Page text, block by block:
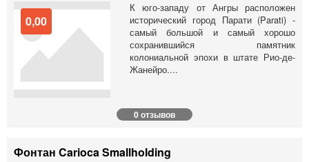
0,00
К юго-западу от Ангры расположен
исторический город Парати (Parati) -
самый большой и самый хорошо
сохранившийся памятник
колониальной эпохи в штате Рио-де-
Жанейро....
0 отзывов
Фонтан Carioca Smallholding